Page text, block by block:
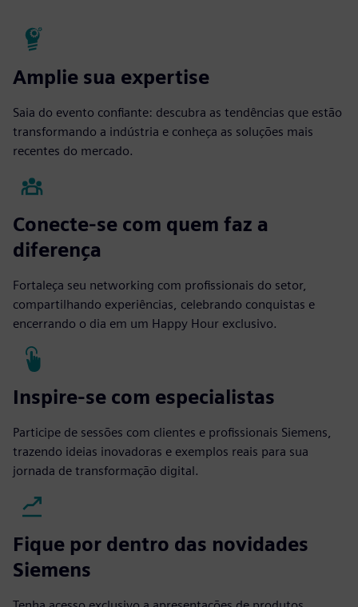
Amplie sua expertise
Saia do evento confiante: descubra as tendências que estão
transformando a indústria e conheça as soluções mais
recentes do mercado.
Conecte-se com quem faz a
diferença
Fortaleça seu networking com profissionais do setor,
compartilhando experiências, celebrando conquistas e
encerrando o dia em um Happy Hour exclusivo.
Inspire-se com especialistas
Participe de sessões com clientes e profissionais Siemens,
trazendo ideias inovadoras e exemplos reais para sua
jornada de transformação digital.
Fique por dentro das novidades
Siemens